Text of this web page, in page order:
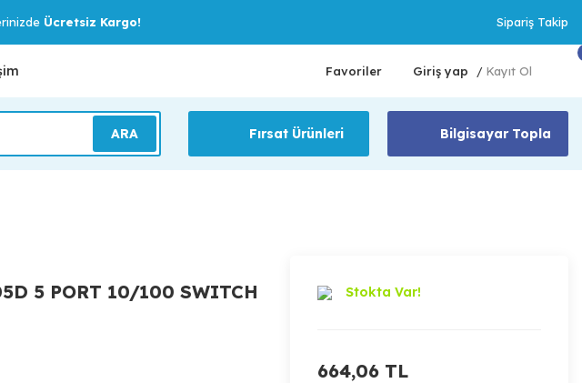
Ücretsiz Kargo! Sipariş Takip
Favoriler Giriş yap / Kayıt Ol
ARA Fırsat Ürünleri Bilgisayar Topla
5 PORT 10/100 SWITCH
Stokta Var!
664,06 TL